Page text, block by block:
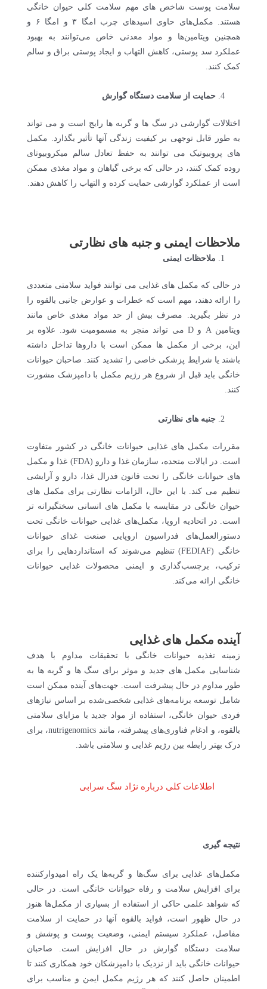
سلامت پوست شاخص های مهم سلامت کلی حیوان خانگی
هستند. مکمل‌های حاوی اسیدهای چرب امگا ۳ و امگا ۶ و
همچنین ویتامین‌ها و مواد معدنی خاص می‌توانند به بهبود
عملکرد سد پوستی، کاهش التهاب و ایجاد پوستی براق و سالم
کمک کنند.
حمایت از سلامت دستگاه گوارش
اختلالات گوارشی در سگ ها و گربه ها رایج است و می تواند
به طور قابل توجهی بر کیفیت زندگی آنها تأثیر بگذارد. مکمل
های پروبیوتیک می توانند به حفظ تعادل سالم میکروبیوتای
روده کمک کنند، در حالی که برخی گیاهان و مواد مغذی ممکن
است از عملکرد گوارشی حمایت کرده و التهاب را کاهش دهند.
ملاحظات ایمنی و جنبه های نظارتی
ملاحظات ایمنی
در حالی که مکمل های غذایی می توانند فواید سلامتی متعددی
را ارائه دهند، مهم است که خطرات و عوارض جانبی بالقوه را
در نظر بگیرید. مصرف بیش از حد مواد مغذی خاص مانند
ویتامین A و D می تواند منجر به مسمومیت شود. علاوه بر
این، برخی از مکمل ها ممکن است با داروها تداخل داشته
باشند یا شرایط پزشکی خاصی را تشدید کنند. صاحبان حیوانات
خانگی باید قبل از شروع هر رژیم مکمل با دامپزشک مشورت
کنند.
جنبه های نظارتی
مقررات مکمل های غذایی حیوانات خانگی در کشور متفاوت
است. در ایالات متحده، سازمان غذا و دارو (FDA) غذا و مکمل
های حیوانات خانگی را تحت قانون فدرال غذا، دارو و آرایشی
تنظیم می کند. با این حال، الزامات نظارتی برای مکمل های
حیوان خانگی در مقایسه با مکمل های انسانی سختگیرانه تر
است. در اتحادیه اروپا، مکمل‌های غذایی حیوانات خانگی تحت
دستورالعمل‌های فدراسیون اروپایی صنعت غذای حیوانات
خانگی (FEDIAF) تنظیم می‌شوند که استانداردهایی را برای
ترکیب، برچسب‌گذاری و ایمنی محصولات غذایی حیوانات
خانگی ارائه می‌کند.
آینده مکمل های غذایی
زمینه تغذیه حیوانات خانگی با تحقیقات مداوم با هدف
شناسایی مکمل های جدید و موثر برای سگ ها و گربه ها به
طور مداوم در حال پیشرفت است. جهت‌های آینده ممکن است
شامل توسعه برنامه‌های غذایی شخصی‌شده بر اساس نیازهای
فردی حیوان خانگی، استفاده از مواد جدید با مزایای سلامتی
بالقوه، و ادغام فناوری‌های پیشرفته، مانند nutrigenomics، برای
درک بهتر رابطه بین رژیم غذایی و سلامتی باشد.
اطلاعات کلی درباره نژاد سگ سرابی
نتیجه گیری
مکمل‌های غذایی برای سگ‌ها و گربه‌ها یک راه امیدوارکننده
برای افزایش سلامت و رفاه حیوانات خانگی است. در حالی
که شواهد علمی حاکی از استفاده از بسیاری از مکمل‌ها هنوز
در حال ظهور است، فواید بالقوه آنها در حمایت از سلامت
مفاصل، عملکرد سیستم ایمنی، وضعیت پوست و پوشش و
سلامت دستگاه گوارش در حال افزایش است. صاحبان
حیوانات خانگی باید از نزدیک با دامپزشکان خود همکاری کنند تا
اطمینان حاصل کنند که هر رژیم مکمل ایمن و مناسب برای